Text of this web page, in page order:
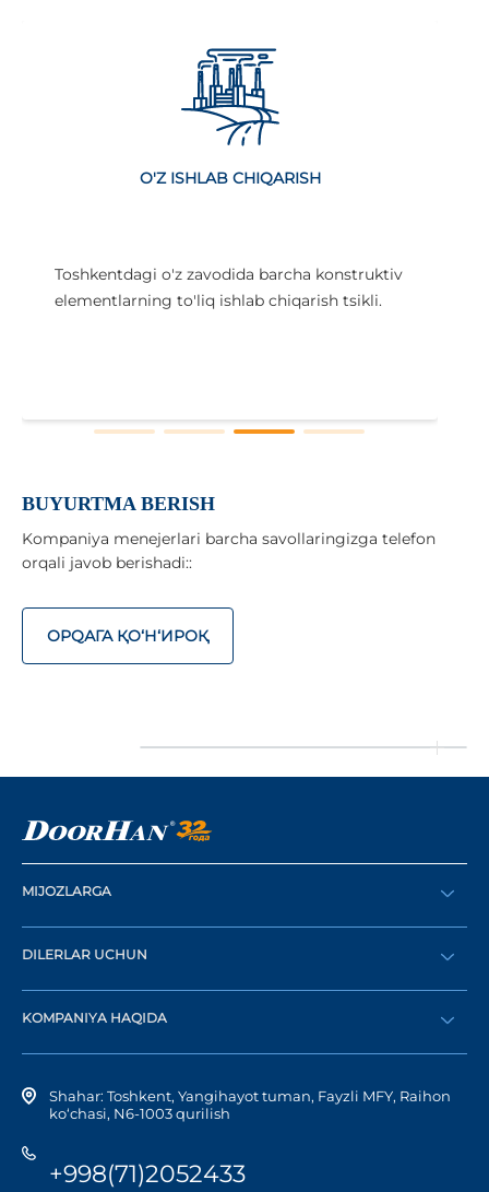
O'Z ISHLAB CHIQARISH
Toshkentdagi o'z zavodida barcha konstruktiv
elementlarning to'liq ishlab chiqarish tsikli.
BUYURTMA BERISH
Kompaniya menejerlari barcha savollaringizga telefon
orqali javob berishadi::
ОРQАГА ҚO‘Н‘ИРОҚ
MIJOZLARGA
Buyurtma berish
DILERLAR UCHUN
Diler bo‘lish
Shaxsiy kabinetga kirish
KOMPANIYA HAQIDA
Kompaniya tarixi
Shahar: Toshkent, Yangihayot tuman, Fayzli MFY, Raihon
ko‘chasi, N6-1003 qurilish
+998(71)2052433